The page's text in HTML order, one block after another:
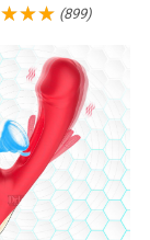
(899)